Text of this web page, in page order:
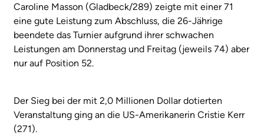
Caroline Masson (Gladbeck/289) zeigte mit einer 71
eine gute Leistung zum Abschluss, die 26-Jährige
beendete das Turnier aufgrund ihrer schwachen
Leistungen am Donnerstag und Freitag (jeweils 74) aber
nur auf Position 52.
Der Sieg bei der mit 2,0 Millionen Dollar dotierten
Veranstaltung ging an die US-Amerikanerin Cristie Kerr
(271).